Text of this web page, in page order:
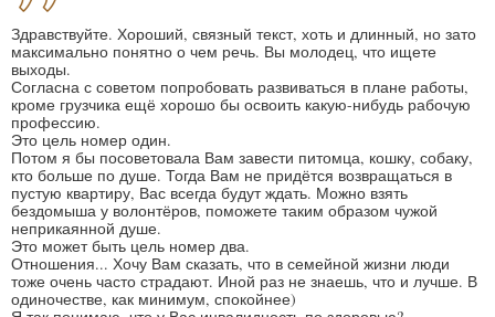
Здравствуйте. Хороший, связный текст, хоть и длинный, но зато
максимально понятно о чем речь. Вы молодец, что ищете
выходы.
Согласна с советом попробовать развиваться в плане работы,
кроме грузчика ещё хорошо бы освоить какую-нибудь рабочую
профессию.
Это цель номер один.
Потом я бы посоветовала Вам завести питомца, кошку, собаку,
кто больше по душе. Тогда Вам не придётся возвращаться в
пустую квартиру, Вас всегда будут ждать. Можно взять
бездомыша у волонтёров, поможете таким образом чужой
неприкаянной душе.
Это может быть цель номер два.
Отношения... Хочу Вам сказать, что в семейной жизни люди
тоже очень часто страдают. Иной раз не знаешь, что и лучше. В
одиночестве, как минимум, спокойнее)